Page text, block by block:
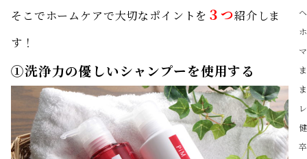
そこでホームケアで大切なポイントを ３つ紹介しま
す！
①洗浄力の優しいシャンプーを使用する